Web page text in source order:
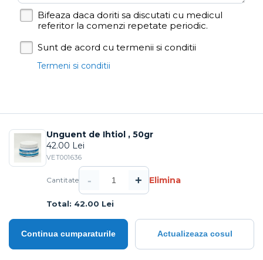
Bifeaza daca doriti sa discutati cu medicul
referitor la comenzi repetate periodic.
Sunt de acord cu termenii si conditii
Termeni si conditii
Unguent de Ihtiol , 50gr
42.00 Lei
VET001636
Cantitate - + Elimina
Total: 42.00 Lei
Continua cumparaturile Actualizeaza cosul